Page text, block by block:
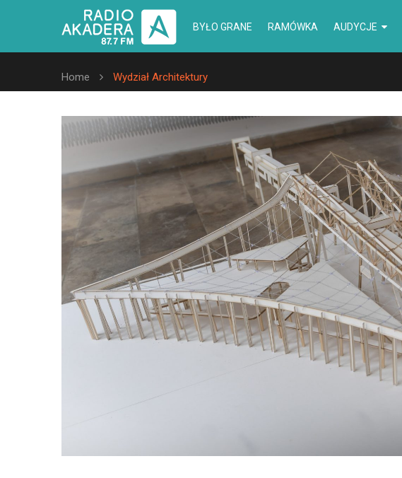
BYŁO GRANE RAMÓWKA AUDYCJE
Home Wydział Architektury